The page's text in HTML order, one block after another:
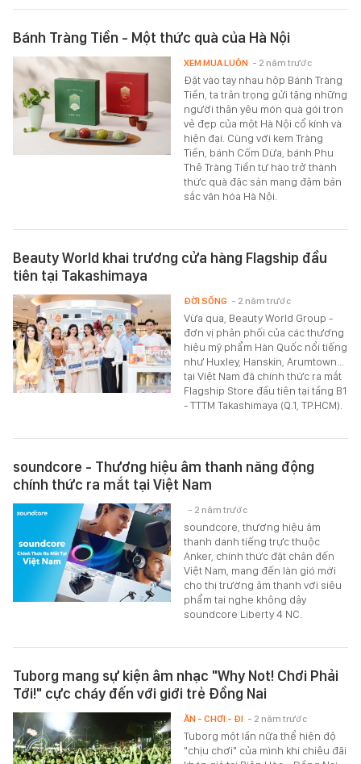
Bánh Tràng Tiền - Một thức quà của Hà Nội
Đặt vào tay nhau hộp Bánh Tràng
Tiền, ta trân trọng gửi tặng những
người thân yêu món quà gói trọn
vẻ đẹp của một Hà Nội cổ kính và
hiện đại. Cùng với kem Tràng
Tiền, bánh Cốm Dừa, bánh Phu
Thê Tràng Tiền tự hào trở thành
thức quà đặc sản mang đậm bản
sắc văn hóa Hà Nội.
XEM MUA LUÔN - 2 năm trước
Beauty World khai trương cửa hàng Flagship đầu
tiên tại Takashimaya
Vừa qua, Beauty World Group -
đơn vị phân phối của các thương
hiệu mỹ phẩm Hàn Quốc nổi tiếng
như Huxley, Hanskin, Arumtown...
tại Việt Nam đã chính thức ra mắt
Flagship Store đầu tiên tại tầng B1
- TTTM Takashimaya (Q.1, TP.HCM).
ĐỜI SỐNG - 2 năm trước
soundcore - Thương hiệu âm thanh năng động
chính thức ra mắt tại Việt Nam
soundcore, thương hiệu âm
thanh danh tiếng trực thuộc
Anker, chính thức đặt chân đến
Việt Nam, mang đến làn gió mới
cho thị trường âm thanh với siêu
phẩm tai nghe không dây
soundcore Liberty 4 NC.
- 2 năm trước
Tuborg mang sự kiện âm nhạc "Why Not! Chơi Phải
Tới!" cực cháy đến với giới trẻ Đồng Nai
Tuborg một lần nữa thể hiện độ
"chịu chơi" của mình khi chiêu đãi
ĂN - CHƠI - ĐI - 2 năm trước